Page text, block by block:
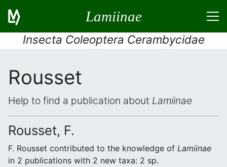
Lamiinae
Insecta Coleoptera Cerambycidae
Rousset
Help to find a publication about Lamiinae
Rousset, F.
F. Rousset contributed to the knowledge of Lamiinae
in 2 publications with 2 new taxa: 2 sp.